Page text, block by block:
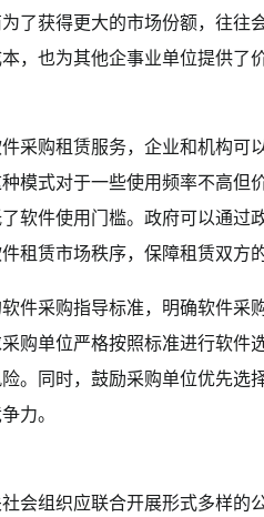
了获得更大的市场份额，往往
，也为其他企事业单位提供了
采购租赁服务，企业和机构可
模式对于一些使用频率不高但
软件使用门槛。政府可以通过
租赁市场秩序，保障租赁双方
件采购指导标准，明确软件采
购单位严格按照标准进行软件
。同时，鼓励采购单位优先选
力。
会组织应联合开展形式多样的